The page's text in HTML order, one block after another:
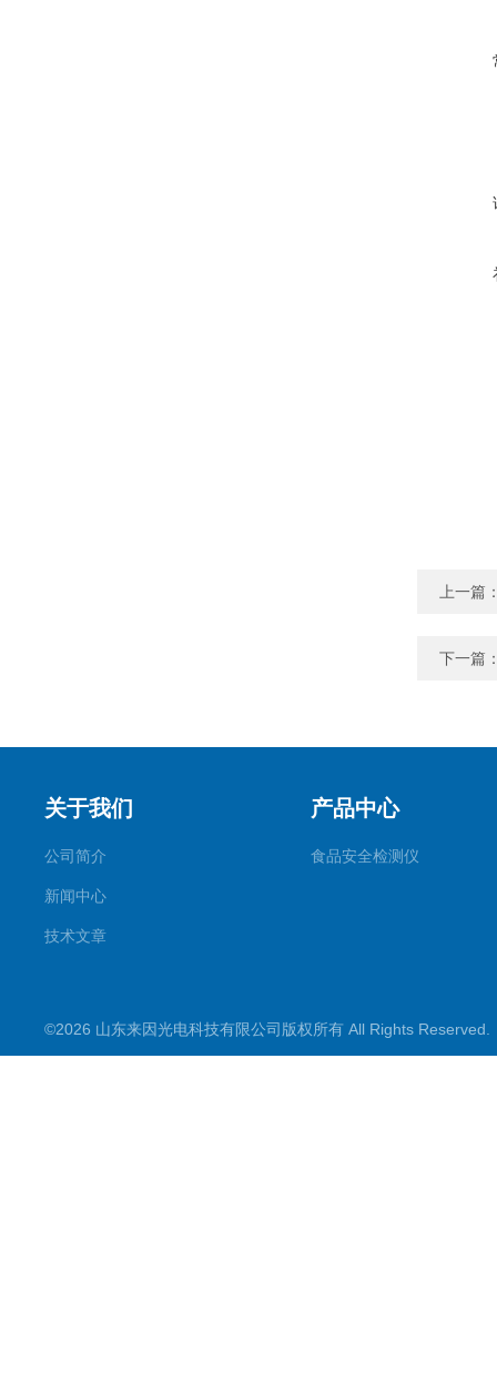
上一篇
下一篇
关于我们
公司简介
新闻中心
技术文章
产品中心
食品安全检测仪
©2026 山东来因光电科技有限公司版权所有 All Rights